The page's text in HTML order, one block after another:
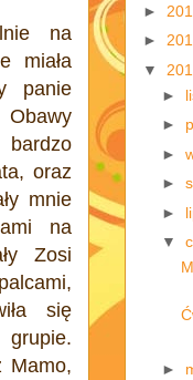
na
miała
panie
Obawy
oraz
mnie
na
Zosi
się
Mamo,
►
►
▼
►
►
►
►
►
▼
►